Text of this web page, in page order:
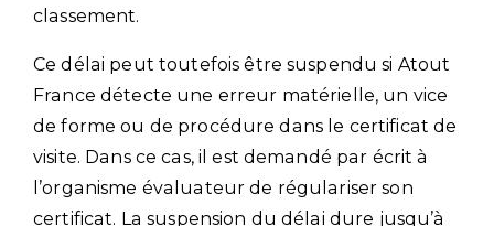
classement.
Ce délai peut toutefois être suspendu si Atout
France détecte une erreur matérielle, un vice
de forme ou de procédure dans le certificat de
visite. Dans ce cas, il est demandé par écrit à
l’organisme évaluateur de régulariser son
certificat. La suspension du délai dure jusqu’à